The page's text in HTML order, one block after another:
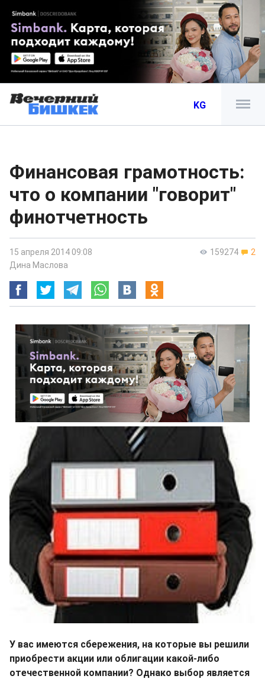
KG
Финансовая грамотность:
что о компании "говорит"
финотчетность
159274 2
15 апреля 2014 09:08
Дина Маслова
У вас имеются сбережения, на которые вы решили
приобрести акции или облигации какой-либо
отечественной компании? Однако выбор является